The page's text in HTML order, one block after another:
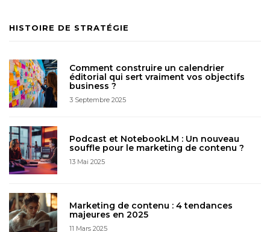
HISTOIRE DE STRATÉGIE
Comment construire un calendrier
éditorial qui sert vraiment vos objectifs
business ?
3 Septembre 2025
Podcast et NotebookLM : Un nouveau
souffle pour le marketing de contenu ?
13 Mai 2025
Marketing de contenu : 4 tendances
majeures en 2025
11 Mars 2025